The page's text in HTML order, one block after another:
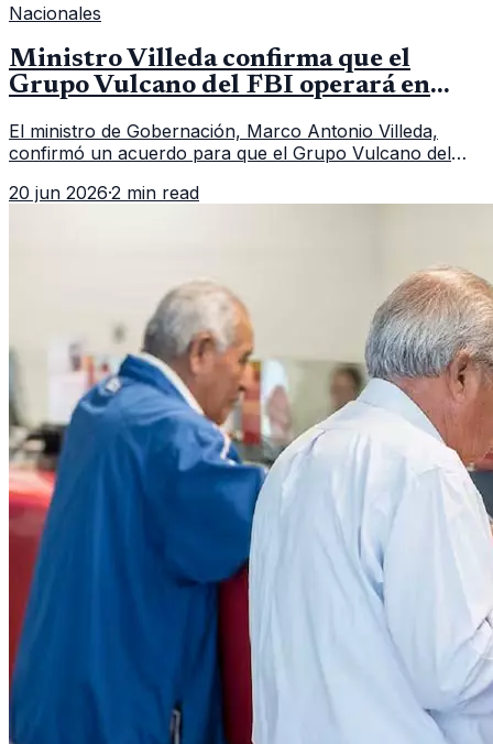
Nacionales
Ministro Villeda confirma que el
Grupo Vulcano del FBI operará en
El ministro de Gobernación, Marco Antonio Villeda,
confirmó un acuerdo para que el Grupo Vulcano del
fallido con la administración anterior del Ministerio
20 jun 2026·2 min read